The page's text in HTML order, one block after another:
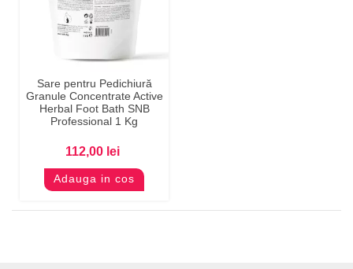
Sare pentru Pedichiură
Granule Concentrate Active
Herbal Foot Bath SNB
Professional 1 Kg
112,00 lei
Adauga in cos